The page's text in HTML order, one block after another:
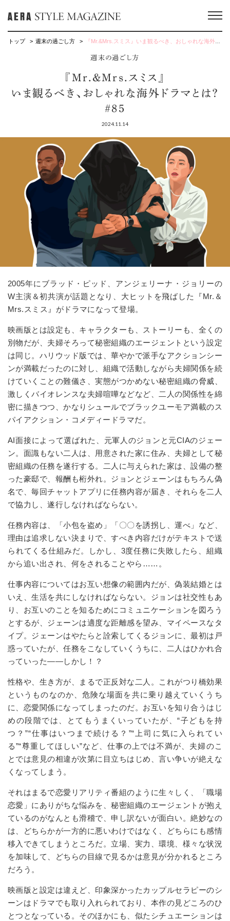
トップ 週末の過ごし方 『Mr.&Mrs.スミス』いま観るべき、おしゃれな海外ドラマとは？ #85
週末の過ごし方
『Mr.&Mrs.スミス』
いま観るべき、おしゃれな海外ドラマとは？
#85
2024.11.14
2005年にブラッド・ピッド、アンジェリーナ・ジョリーの
W主演＆初共演が話題となり、大ヒットを飛ばした『Mr. ＆
Mrs. スミス』がドラマになって登場。
映画版とは設定も、キャラクターも、ストーリーも、全くの
別物だが、夫婦そろって秘密組織のエージェントという設定
は同じ。ハリウッド版では、華やかで派手なアクションシー
ンが満載だったのに対し、組織で活動しながら夫婦関係を続
けていくことの難儀さ、実態がつかめない秘密組織の脅威、
激しくバイオレンスな夫婦喧嘩などなど、二人の関係性を綿
密に描きつつ、かなりシュールでブラックユーモア満載のス
パイアクション・コメディードラマだ。
AI面接によって選ばれた、元軍人のジョンと元CIAのジェー
ン。面識もない二人は、用意された家に住み、夫婦として秘
密組織の任務を遂行する。二人に与えられた家は、設備の整
った豪邸で、報酬も桁外れ。ジョンとジェーンはもちろん偽
名で、毎回チャットアプリに任務内容が届き、それらを二人
で協力し、遂行しなければならない。
任務内容は、「小包を盗め」「〇〇を誘拐し、運べ」など、
理由は追求しない決まりで、すべき内容だけがテキストで送
られてくる仕組みだ。しかし、 3度任務に失敗したら、組織
から追い出され、何をされることやら …… 。
仕事内容についてはお互い想像の範囲内だが、偽装結婚とは
いえ、生活を共にしなければならない。ジョンは社交性もあ
り、お互いのことを知るためにコミュニケーションを図ろう
とするが、ジェーンは適度な距離感を望み、マイペースなタ
イプ。ジェーンはやたらと詮索してくるジョンに、最初は戸
惑っていたが、任務をこなしていくうちに、二人はひかれ合
っていった――しかし！？
性格や、生き方が、まるで正反対な二人。これがつり橋効果
というものなのか、危険な場面を共に乗り越えていくうち
に、恋愛関係になってしまったのだ。お互いを知り合うはじ
めの段階では、とてもうまくいっていたが、“子どもを持
つ？”“仕事はいつまで続ける？ ”“ 上司に気に入られてい
る”“尊重してほしい”など、仕事の上では不満が、夫婦のこ
とでは意見の相違が次第に目立ちはじめ、言い争いが絶えな
くなってしまう。
それはまるで恋愛リアリティ番組のように生々しく、「職場
恋愛」にありがちな悩みを、秘密組織のエージェントが抱え
ているのがなんとも滑稽で、申し訳ないが面白い。絶妙なの
は、どちらかが一方的に悪いわけではなく、どちらにも感情
移入できてしまうところだ。立場、実力、環境、様々な状況
を加味して、どちらの目線で見るかは意見が分かれるところ
だろう。
映画版と設定は違えど、印象深かったカップルセラピーのシ
ーンはドラマでも取り入れられており、本作の見どころのひ
とつとなっている。そのほかにも、似たシチュエーションは